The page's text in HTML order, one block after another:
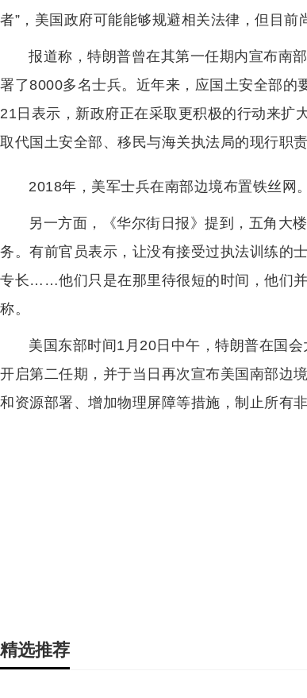
者”，美国政府可能能够规避相关法律，但目前
报道称，特朗普曾在其第一任期内宣布南
署了8000多名士兵。近年来，应国土安全部的
21日表示，新政府正在采取更积极的行动来扩
取代国土安全部、移民与海关执法局的现行职责
2018年，美军士兵在南部边境布置铁丝网
另一方面，《华尔街日报》提到，五角大
务。有前官员表示，让没有接受过执法训练的
专长……他们只是在那里待很短的时间，他们
称。
美国东部时间1月20日中午，特朗普在国
开启第二任期，并于当日再次宣布美国南部边
和资源部署、增加物理屏障等措施，制止所有非
精选推荐